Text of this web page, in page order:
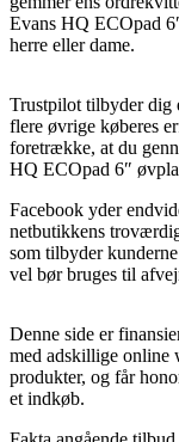
Evans HQ ECOpad
herre eller dame.
Trustpilot tilbyder dig
flere øvrige køberes
foretrække, at du
HQ ECOpad 6″
Facebook yder
netbutikkens
som tilbyder
vel bør bruges til
Denne side er
med adskillige online
produkter, og får
et indkøb.